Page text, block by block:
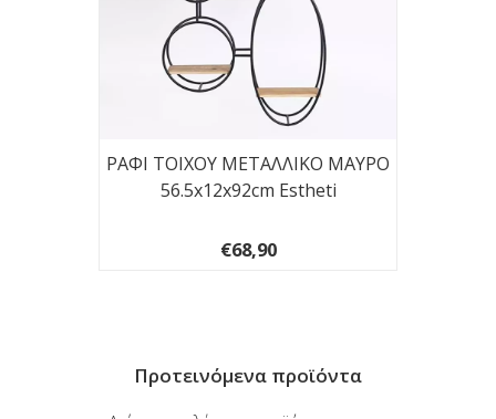
ΡΑΦΙ ΤΟΙΧΟΥ ΜΕΤΑΛΛΙΚΟ ΜΑΥΡΟ
56.5x12x92cm Estheti
€68,90
Προτεινόμενα προϊόντα